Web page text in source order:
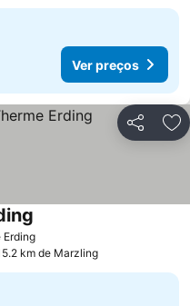
Ver preços
Partilhar
ErdingVer preços
km de Marzling